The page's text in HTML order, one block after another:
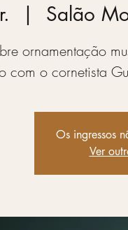
  |
Salão
ornamentação
com o cornetista
Os ingressos
Ver